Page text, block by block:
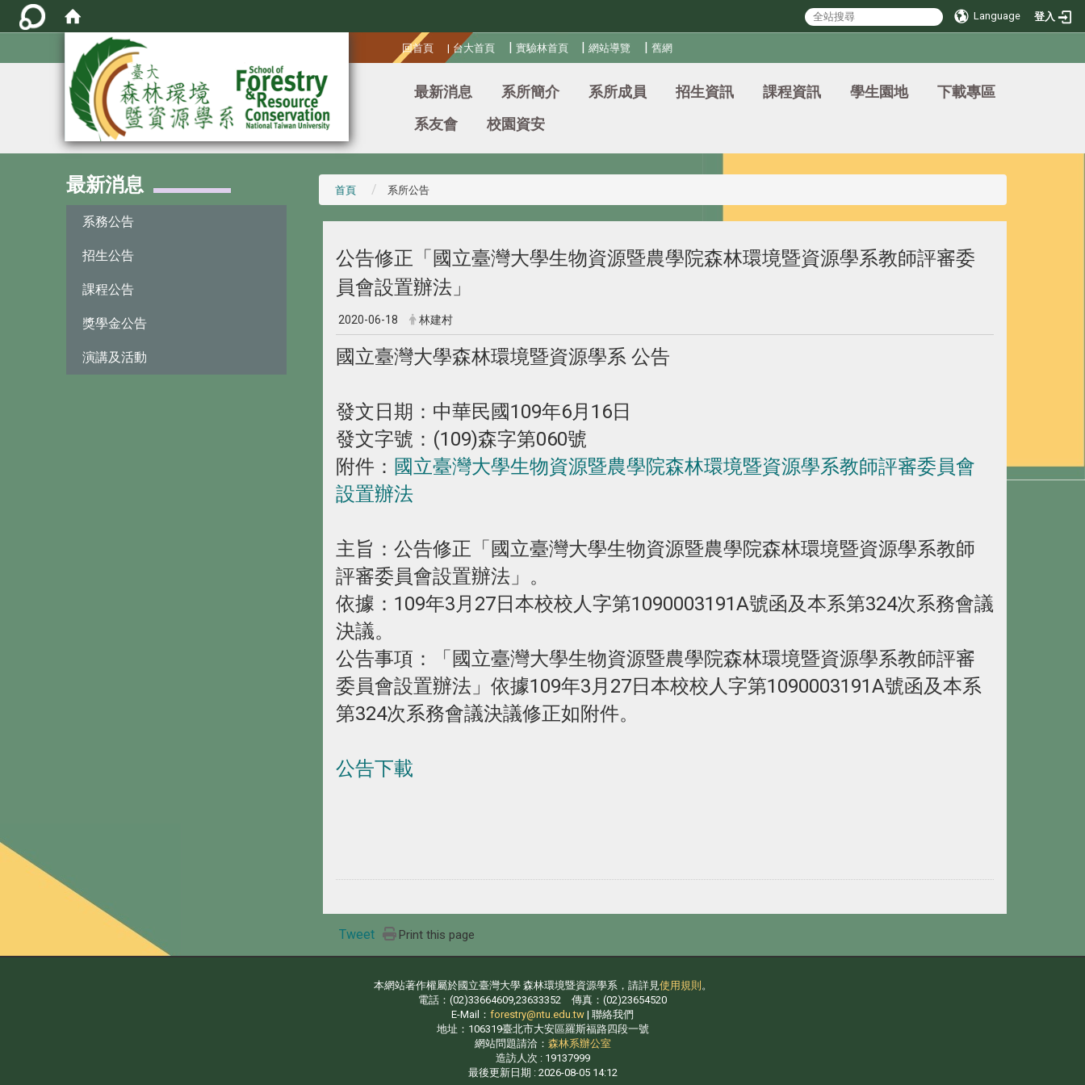
Language 登入
回首頁 | 台大首頁 | 實驗林首頁 |網站導覽 |舊網
最新消息 系所簡介 系所成員 招生資訊 課程資訊 學生園地
下載專區
系友會
校園資安
最新消息
系務公告
招生公告
課程公告
獎學金公告
演講及活動
首頁 系所公告
公告修正「國立臺灣大學生物資源暨農學院森林環境暨資源學系教師評審委
員會設置辦法」
2020-06-18 林建村
國立臺灣大學森林環境暨資源學系 公告
發文日期：中華民國109年6月16日
發文字號：(109)森字第060號
附件： 國立臺灣大學生物資源暨農學院森林環境暨資源學系教師評審委員會
設置辦法
主旨：公告修正「國立臺灣大學生物資源暨農學院森林環境暨資源學系教師
評審委員會設置辦法」。
依據：109年3月27日本校校人字第1090003191A號函及本系第324次系務會議
決議。
公告事項：「國立臺灣大學生物資源暨農學院森林環境暨資源學系教師評審
委員會設置辦法」依據109年3月27日本校校人字第1090003191A號函及本系
第324次系務會議決議修正如附件。
公告下載
Tweet Print this page
本網站著作權屬於國立臺灣大學 森林環境暨資源學系，請詳見使用規則 。
電話：(02)33664609,23633352 傳真：(02)23654520
E-Mail： forestry@ntu.edu.tw | 聯絡我們
地址：106319臺北市大安區羅斯福路四段一號
網站問題請洽： 森林系辦公室
造訪人次 : 19137999
最後更新日期 : 2026-08-05 14:12